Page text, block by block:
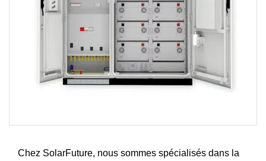
Chez SolarFuture, nous sommes spécialisés dans la